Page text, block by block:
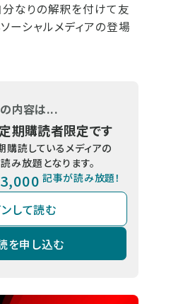
分なりの解釈を付けて友
ーシャルメディアの登場
内容は...
定期購読者限定です
購読しているメディアの
み放題となります。
3,000 記事が読み放題！
して読む
を申し込む